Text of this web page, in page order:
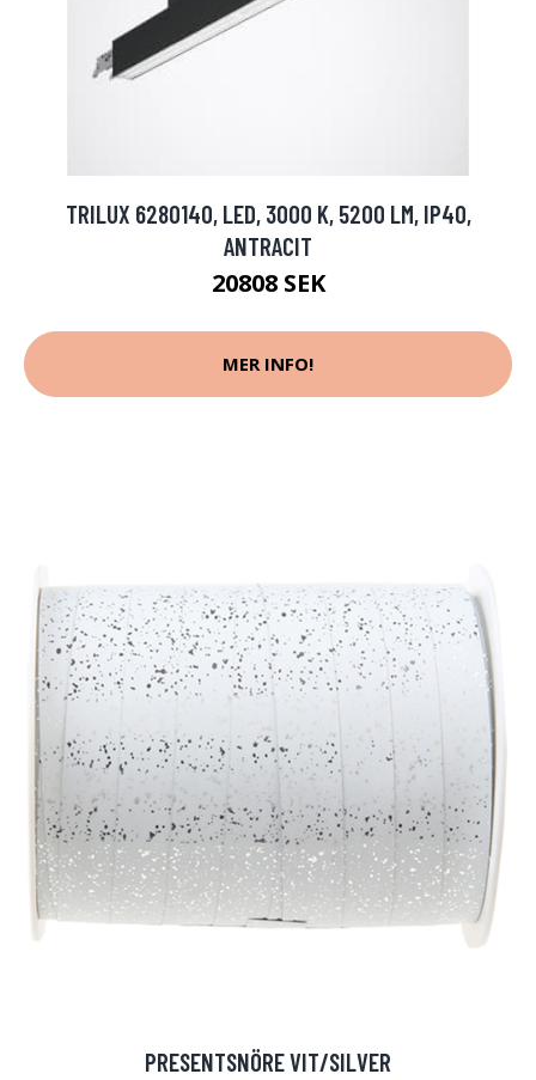
TRILUX 6280140, LED, 3000 K, 5200 LM, IP40,
ANTRACIT
20808 SEK
MER INFO!
PRESENTSNÖRE VIT/SILVER